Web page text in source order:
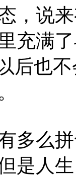
说来
充满
后也
么拼
是人